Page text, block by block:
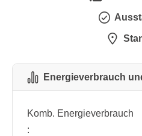
Energieverbrauch
Komb. Energieverbrauch
: